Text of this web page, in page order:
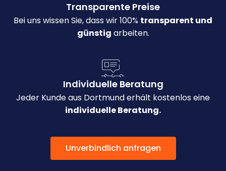
Transparente Preise
Bei uns wissen Sie, dass wir 100% transparent und
günstig arbeiten.
Individuelle Beratung
Jeder Kunde aus Dortmund erhält kostenlos eine
individuelle Beratung.
Unverbindlich anfragen